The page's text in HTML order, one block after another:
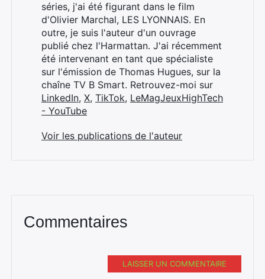
séries, j'ai été figurant dans le film
d'Olivier Marchal, LES LYONNAIS. En
outre, je suis l'auteur d'un ouvrage
publié chez l'Harmattan. J'ai récemment
été intervenant en tant que spécialiste
sur l'émission de Thomas Hugues, sur la
chaîne TV B Smart. Retrouvez-moi sur
LinkedIn, X, TikTok, LeMagJeuxHighTech
- YouTube
Voir les publications de l'auteur
Commentaires
LAISSER UN COMMENTAIRE